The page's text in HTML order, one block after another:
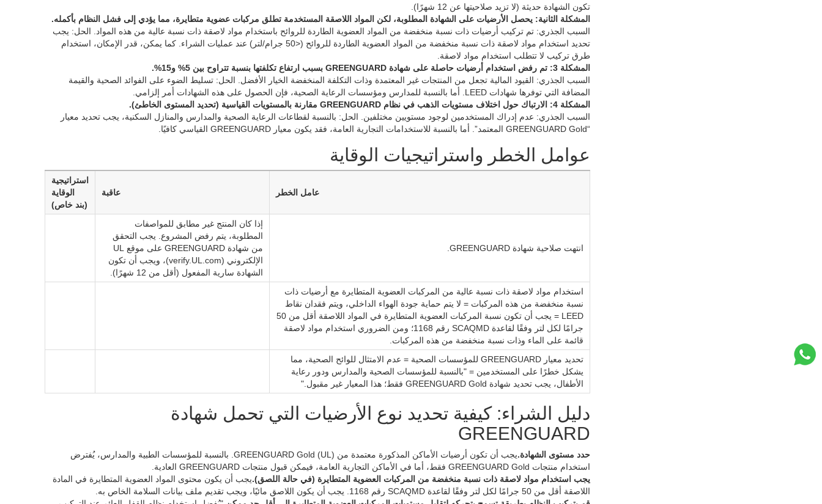
تكون الشهادة حديثة (لا تزيد صلاحيتها عن 12 شهرًا).
المشكلة الثانية: يحصل الأرضيات على الشهادة المطلوبة، لكن المواد اللاصقة المستخدمة تطلق مركبات عضوية متطايرة، مما يؤدي إلى فشل النظام بأكمله.
السبب الجذري: تم تركيب أرضيات ذات نسبة منخفضة من المواد العضوية الطاردة للروائح باستخدام مواد لاصقة ذات نسبة عالية من هذه المواد. الحل: يجب
تحديد استخدام مواد لاصقة ذات نسبة منخفضة من المواد العضوية الطاردة للروائح (<50 جرام/لتر) عند عمليات الشراء. كما يمكن، قدر الإمكان، استخدام
طرق تركيب لا تتطلب استخدام مواد لاصقة.
المشكلة 3: تم رفض استخدام أرضيات حاصلة على شهادة GREENGUARD بسبب ارتفاع تكلفتها بنسبة تتراوح بين 5% و15%.
السبب الجذري: القيود المالية تجعل من المنتجات غير المعتمدة وذات التكلفة المنخفضة الخيار الأفضل. الحل: تسليط الضوء على الفوائد الصحية والقيمة
المضافة التي توفرها شهادات LEED. أما بالنسبة للمدارس ومؤسسات الرعاية الصحية، فإن الحصول على هذه الشهادات أمر إلزامي.
المشكلة 4: الارتباك حول اختلاف مستويات الذهب في نظام GREENGUARD مقارنة بالمستويات القياسية (تحديد المستوى الخاطئ).
السبب الجذري: عدم إدراك المستخدمين لوجود مستويين مختلفين. الحل: بالنسبة لقطاعات الرعاية الصحية والمدارس والمنازل السكنية، يجب تحديد معيار
“GREENGUARD Gold المعتمد”. أما بالنسبة للاستخدامات التجارية العامة، فقد يكون معيار GREENGUARD القياسي كافيًا.
عوامل الخطر واستراتيجيات الوقاية
عامل الخطر عاقبة
استراتيجية
الوقاية
(بند خاص)
انتهت صلاحية شهادة GREENGUARD.
إذا كان المنتج غير مطابق للمواصفات
المطلوبة، يتم رفض المشروع. يجب التحقق
من شهادة GREENGUARD على موقع UL
الإلكتروني (verify.UL.com)، ويجب أن تكون
الشهادة سارية المفعول (أقل من 12 شهرًا).
استخدام مواد لاصقة ذات نسبة عالية من المركبات العضوية المتطايرة مع أرضيات ذات
نسبة منخفضة من هذه المركبات = لا يتم حماية جودة الهواء الداخلي، ويتم فقدان نقاط
LEED = يجب أن تكون نسبة المركبات العضوية المتطايرة في المواد اللاصقة أقل من 50
جرامًا لكل لتر وفقًا لقاعدة SCAQMD رقم 1168؛ ومن الضروري استخدام مواد لاصقة
قائمة على الماء وذات نسبة منخفضة من هذه المركبات.
تحديد معيار GREENGUARD للمؤسسات الصحية = عدم الامتثال للوائح الصحية، مما
يشكل خطرًا على المستخدمين = "بالنسبة للمؤسسات الصحية والمدارس ودور رعاية
الأطفال، يجب تحديد شهادة GREENGUARD Gold فقط؛ هذا المعيار غير مقبول."
دليل الشراء: كيفية تحديد نوع الأرضيات التي تحمل شهادة
GREENGUARD
حدد مستوى الشهادة.
يجب أن تكون أرضيات الأماكن المذكورة معتمدة من GREENGUARD Gold (UL). بالنسبة للمؤسسات الطبية والمدارس، يُفترض
استخدام منتجات GREENGUARD Gold فقط، أما في الأماكن التجارية العامة، فيمكن قبول منتجات GREENGUARD العادية.
يجب استخدام مواد لاصقة ذات نسبة منخفضة من المركبات العضوية المتطايرة (في حالة اللصق).يجب أن يكون محتوى المواد العضوية المتطايرة في المادة
اللاصقة أقل من 50 جرامًا لكل لتر وفقًا لقاعدة SCAQMD رقم 1168. يجب أن يكون اللاصق مائيًا، ويجب تقديم ملف بيانات السلامة الخاص به.